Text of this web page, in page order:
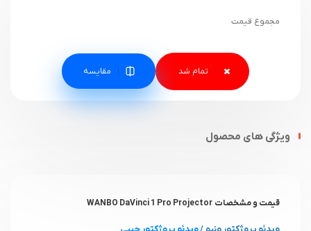
مجموع قیمت
مقایسه
ویژگی های محصول
قیمت و مشخصات WANBO DaVinci 1 Pro Projector